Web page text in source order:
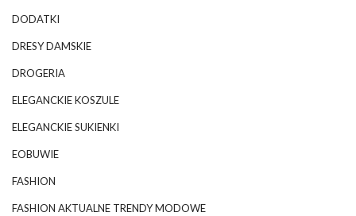
DODATKI
DRESY DAMSKIE
DROGERIA
ELEGANCKIE KOSZULE
ELEGANCKIE SUKIENKI
EOBUWIE
FASHION
FASHION AKTUALNE TRENDY MODOWE